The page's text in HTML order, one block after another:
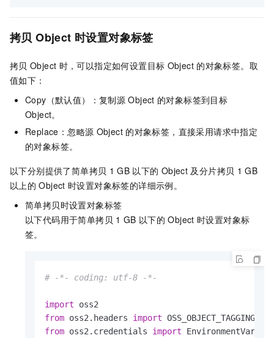
拷贝 Object 时设置对象标签
拷贝 Object 时，可以指定如何设置目标 Object 的对象标签。取
值如下：
Copy（默认值）：复制源 Object 的对象标签到目标
Object。
Replace：忽略源 Object 的对象标签，直接采用请求中指定
的对象标签。
以下分别提供了简单拷贝 1 GB 以下的 Object 及分片拷贝 1 GB
以上的 Object 时设置对象标签的详细示例。
简单拷贝时设置对象标签
以下代码用于简单拷贝 1 GB 以下的 Object 时设置对象标
签。
# -*- coding: utf-8 -*-
import
from oss2.headers import
from oss2.credentials import